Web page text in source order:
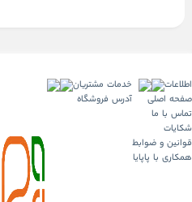
اطلاعات
صفحه اصلی
تماس با ما
شکایات
قوانین و ضوابط
همکاری با پاپایا
خدمات مشتریان
آدرس فروشگاه